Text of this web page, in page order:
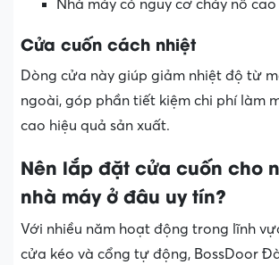
Nhà máy có nguy cơ cháy nổ cao
Cửa cuốn cách nhiệt
Dòng cửa này giúp giảm nhiệt độ từ
ngoài, góp phần tiết kiệm chi phí làm
cao hiệu quả sản xuất.
Nên lắp đặt cửa cuốn cho
nhà máy ở đâu uy tín?
Với nhiều năm hoạt động trong lĩnh
cửa kéo và cổng tự động, BossDoor